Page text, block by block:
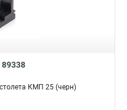
КМП 25 (черн)